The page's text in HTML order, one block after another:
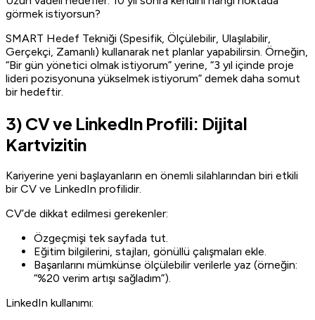
görmek istiyorsun?
SMART Hedef Tekniği (Spesifik, Ölçülebilir, Ulaşılabilir,
Gerçekçi, Zamanlı) kullanarak net planlar yapabilirsin. Örneğin,
“Bir gün yönetici olmak istiyorum” yerine, “3 yıl içinde proje
lideri pozisyonuna yükselmek istiyorum” demek daha somut
bir hedeftir.
3) CV ve LinkedIn Profili: Dijital
Kartvizitin
Kariyerine yeni başlayanların en önemli silahlarından biri etkili
bir CV ve LinkedIn profilidir.
CV’de dikkat edilmesi gerekenler:
Özgeçmişi tek sayfada tut.
Eğitim bilgilerini, stajları, gönüllü çalışmaları ekle.
Başarılarını mümkünse ölçülebilir verilerle yaz (örneğin:
“%20 verim artışı sağladım”).
LinkedIn kullanımı: